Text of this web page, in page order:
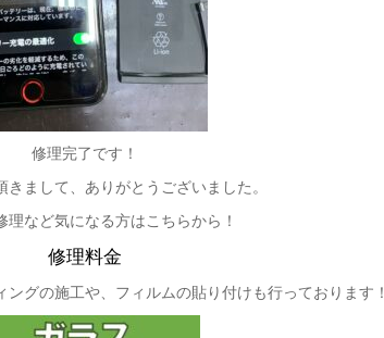
修理完了です！
きまして、ありがとうございました。
理など気になる方はこちらから！
修理料金
グの施工や、フィルムの貼り付けも行っております！